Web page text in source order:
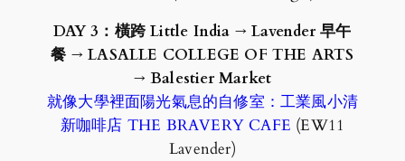
DAY 3：橫跨 Little India → Lavender 早午
餐 → LASALLE COLLEGE OF THE ARTS
→ Balestier Market
就像大學裡面陽光氣息的自修室：工業風小清
新咖啡店 THE BRAVERY CAFE (EW11
Lavender)